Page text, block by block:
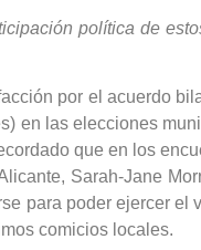
política de
por el acuerdo
en las elecciones
que en los
Sarah-Jane
para poder ejercer el
comicios locales.